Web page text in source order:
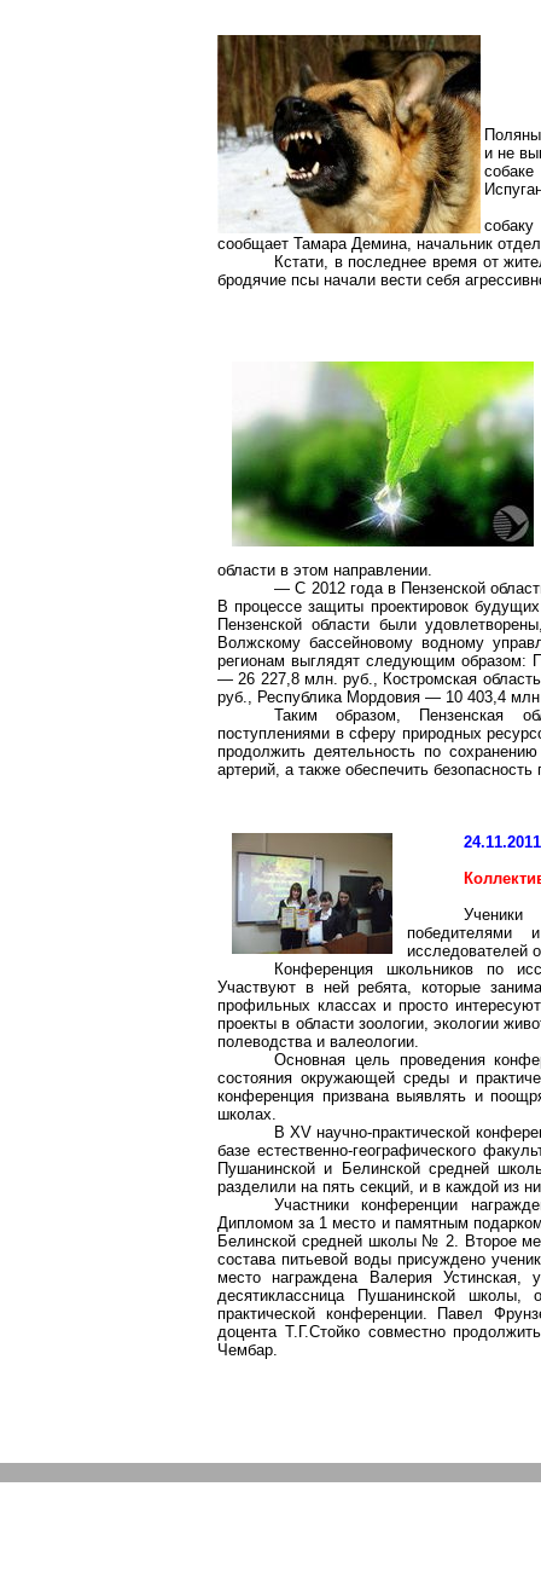
и не
сообщает Тамара Демина, начальник
Кстати, в последнее время от
бродячие псы начали вести себя
области в этом направлении.
— С 2012 года в Пензенской
В процессе защиты проектировок
Пензенской области были
Волжскому бассейновому водному
регионам выглядят следующим образом:
— 26 227,8 млн. руб., Костромская
руб., Республика Мордовия — 10 403,4
Таким образом, Пензенская
поступлениями в сферу природных
продолжить деятельность по
артерий, а также обеспечить
24.11.2011
победителями
исследователей
Конференция школьников по
Участвуют в ней ребята, которые
профильных классах и просто
проекты в области зоологии, экологии
полеводства и валеологии.
Основная цель проведения
состояния окружающей среды и
конференция призвана выявлять и
школах.
В XV научно-практической
базе естественно-географического
Пушанинской и Белинской средней
разделили на пять секций, и в каждой из
Участники конференции
Дипломом за 1 место и памятным
Белинской средней школы № 2. Второе
состава питьевой воды присуждено
место награждена Валерия
десятиклассница Пушанинской
практической конференции. Павел
доцента Т.Г.Стойко совместно
Чембар.